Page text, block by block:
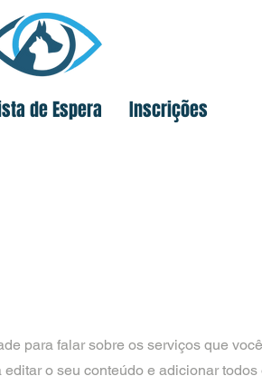
de Espera Inscrições
para falar sobre os serviços que você
o seu conteúdo e adicionar todos